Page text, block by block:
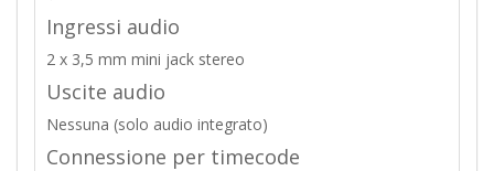
Ingressi audio
2 x 3,5 mm mini jack stereo
Uscite audio
Nessuna (solo audio integrato)
Connessione per timecode